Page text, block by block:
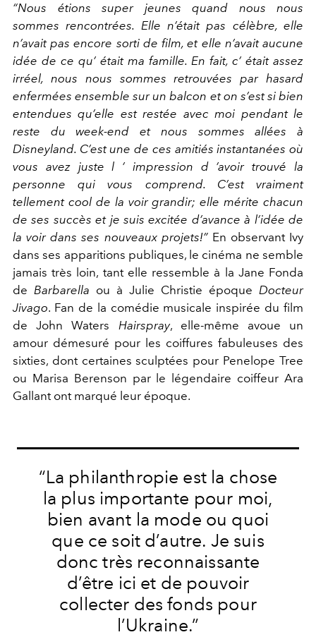
“Nous étions super jeunes quand nous nous
sommes rencontrées. Elle n’était pas célèbre, elle
n’avait pas encore sorti de film, et elle n’avait aucune
idée de ce qu’ était ma famille. En fait, c’ était assez
irréel, nous nous sommes retrouvées par hasard
enfermées ensemble sur un balcon et on s’est si bien
entendues qu’elle est restée avec moi pendant le
reste du week-end et nous sommes allées à
Disneyland. C’est une de ces amitiés instantanées où
vous avez juste l ’ impression d ’avoir trouvé la
personne qui vous comprend. C’est vraiment
tellement cool de la voir grandir; elle mérite chacun
de ses succès et je suis excitée d’avance à l’idée de
la voir dans ses nouveaux projets!” En observant Ivy
dans ses apparitions publiques, le cinéma ne semble
jamais très loin, tant elle ressemble à la Jane Fonda
de Barbarella ou à Julie Christie époque Docteur
Jivago. Fan de la comédie musicale inspirée du film
de John Waters Hairspray, elle-même avoue un
amour démesuré pour les coiffures fabuleuses des
sixties, dont certaines sculptées pour Penelope Tree
ou Marisa Berenson par le légendaire coiffeur Ara
Gallant ont marqué leur époque.
“La philanthropie est la chose
la plus importante pour moi,
bien avant la mode ou quoi
que ce soit d’autre. Je suis
donc très reconnaissante
d’être ici et de pouvoir
collecter des fonds pour
l’Ukraine.”